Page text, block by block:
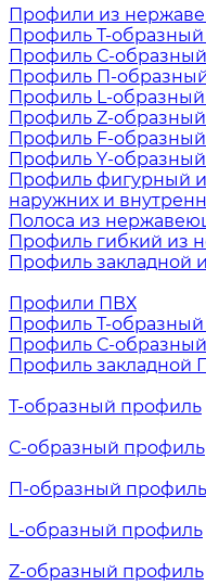
Профили из
Профиль Т-
Профиль С-
Профиль П-
Профиль L-
Профиль Z-
Профиль F-
Профиль Y-
Профиль фигурный
наружних и
Полоса из
Профиль гибкий из
Профиль закладной
Профили ПВХ
Профиль Т-
Профиль С-
Профиль закладной
Т-образный профиль
С-образный профиль
П-образный профиль
L-образный профиль
Z-образный профиль